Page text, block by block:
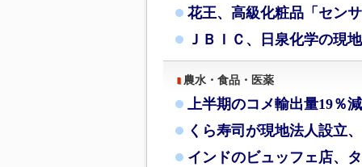
花王、高級化粧品「セン
ＪＢＩＣ、日泉化学の現
農水・食品・医薬
上半期のコメ輸出量19％
くら寿司が現地法人設立
インドのビュッフェ店、